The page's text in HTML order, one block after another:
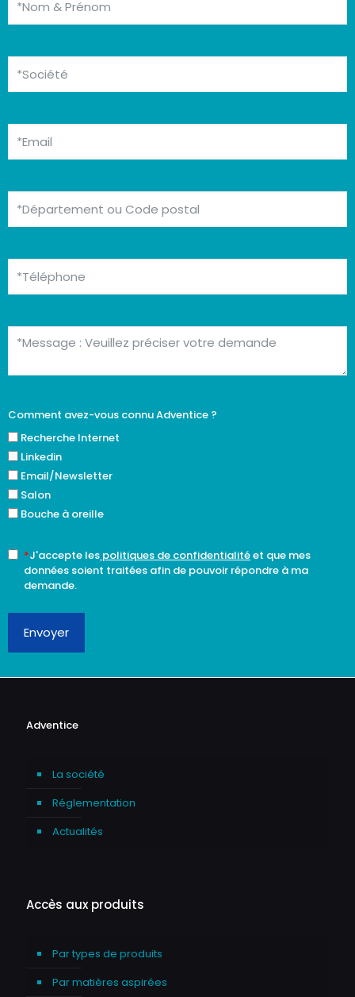
Comment avez-vous connu Adventice ?
Recherche Internet
Linkedin
Email/Newsletter
Salon
Bouche à oreille
*J'accepte les politiques de confidentialitéet que mes
données soient traitées afin de pouvoir répondre à ma
demande.
Envoyer
Adventice
La société
Réglementation
Actualités
Accès aux produits
Par types de produits
Par matières aspirées